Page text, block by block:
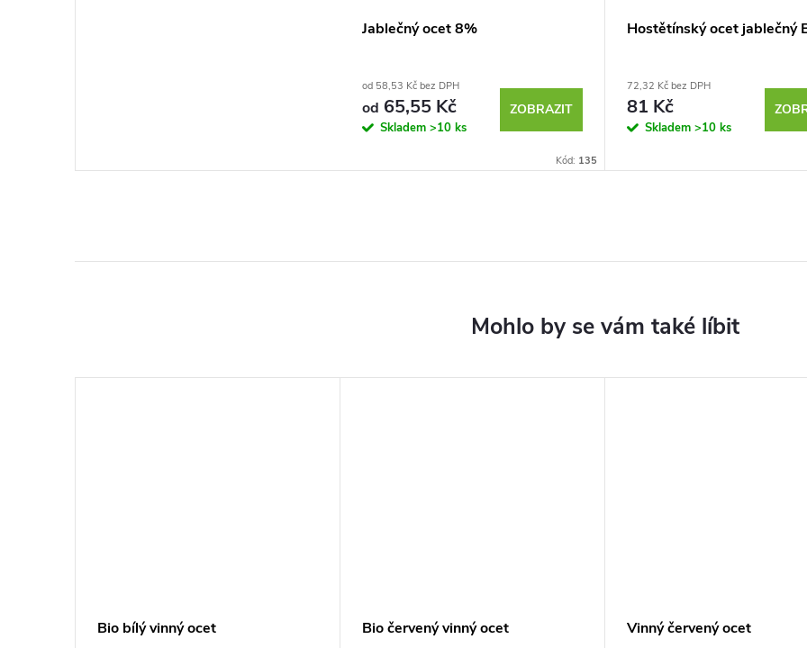
Jablečný ocet 8%
od 58,53 Kč bez DPH
od 65,55 Kč
Skladem >10 ks
ZOBRAZIT
Kód: 135
Hostětínský ocet jablečný
72,32 Kč bez DPH
81 Kč
Skladem >10 ks
Bio bílý vinný ocet Bio červený vinný ocet Vinný červený ocet